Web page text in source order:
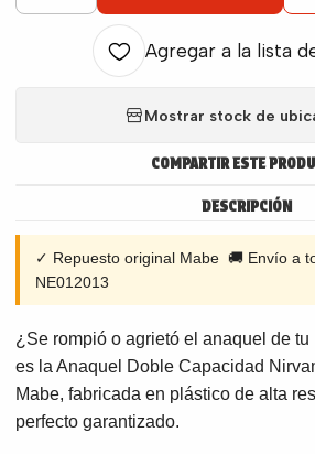
Agregar a la lista
Mostrar stock de
COMPARTIR ESTE
DESCRIPCIÓN
✓ Repuesto original Mabe 🚚 Envío a
NE012013
¿Se rompió o agrietó el anaquel de tu
es la Anaquel Doble Capacidad
Mabe, fabricada en plástico de alta
perfecto garantizado.